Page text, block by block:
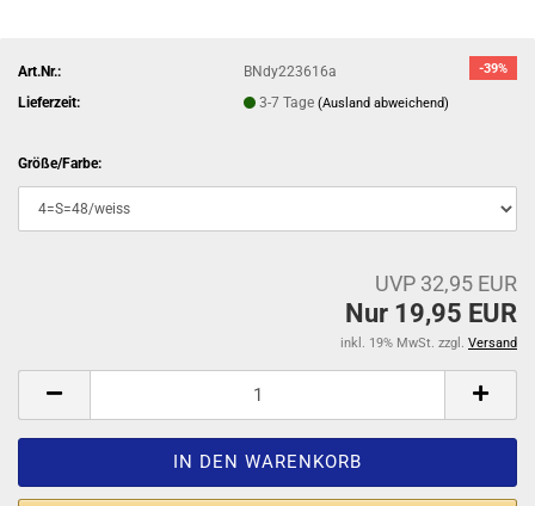
-39%
Art.Nr.:
BNdy223616a
Lieferzeit:
3-7 Tage(Ausland abweichend)
Größe/Farbe:
UVP 32,95 EUR
Nur 19,95 EUR
inkl. 19% MwSt. zzgl. Versand